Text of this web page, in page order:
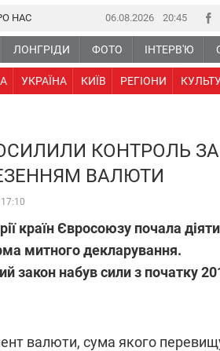
06.08.2026 20 45
ЛОНГРІДИ ФОТО ІНТЕРВ'Ю
УКРАЇНА КИЇВ РЕГІОНИ
НАС
КОНТРОЛЬ ЗА
ВАЛЮТИ
країн Євросоюзу почала діяти
митного декларування.
закон набув сили з початку
валюти, сума якого